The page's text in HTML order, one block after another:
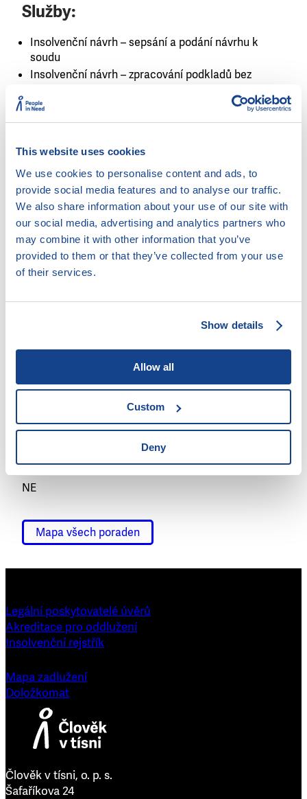
This website uses cookies
We use cookies to personalise content and ads, to
provide social media features and to analyse our traffic.
We also share information about your use of our site with
our social media, advertising and analytics partners who
may combine it with other information that you’ve
provided to them or that they’ve collected from your use
of their services.
Show details
Allow all
Custom
Deny
Služby:
Insolvenční návrh – sepsání a podání návrhu k
soudu
Insolvenční návrh – zpracování podkladů bez
Obrana v exekuci
Pomoc při sestavení osobního / rodinného
Pomoc při vyjednávání s věřiteli
Poradenství v případě hrozící nedobrovolné dražby
Poskytování kurzů finanční gramotnosti
Psaní návrhů, vyjádření odvolání či opravných
prostředků k soudu
Řešení spotřebitelských sporů
Vymáhání dlužného výživného
Upřesnění cílové skupiny:
Osoby se zdravotním postižením / znevýhodněním
Bezbariérový přístup:
NE
Mapa všech poraden
Legální poskytovatelé úvěrů
Akreditace pro oddlužení
Insolvenční rejstřík
Mapa zadlužení
Doložkomat
Člověk v tísni, o. p. s.
Šafaříkova 24